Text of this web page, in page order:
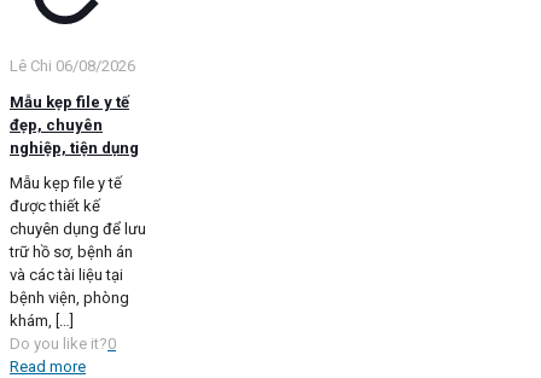
Lê Chi 06/08/2026
Mẫu kẹp file y tế
đẹp, chuyên
nghiệp, tiện dụng
Mẫu kẹp file y tế
được thiết kế
chuyên dụng để lưu
trữ hồ sơ, bệnh án
và các tài liệu tại
bệnh viện, phòng
khám, […]
Do you like it?0
Read more